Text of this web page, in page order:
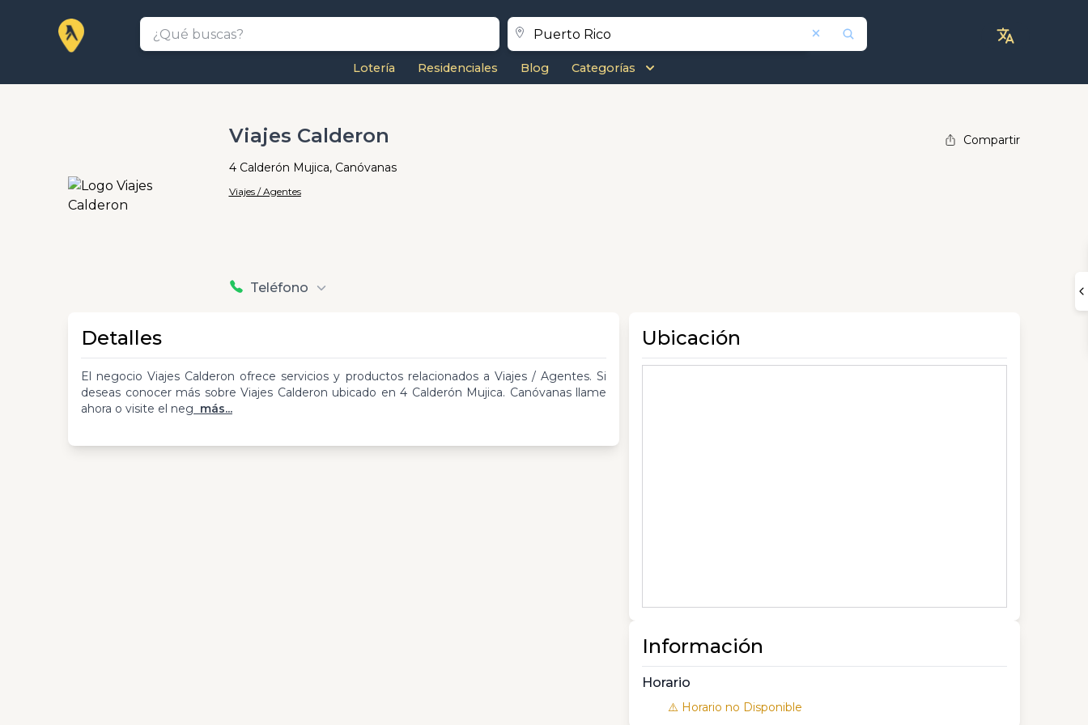
Lotería Residenciales Blog Categorías
Viajes Calderon
4 Calderón Mujica, Canóvanas
Viajes / Agentes
Teléfono
Compartir
Detalles
El negocio Viajes Calderon ofrece servicios y productos relacionados a Viajes / Agentes. Si
deseas conocer más sobre Viajes Calderon ubicado en 4 Calderón Mujica. Canóvanas llame
ahora o visite el neg más...
Ubicación
Información
Horario
⚠️ Horario no Disponible